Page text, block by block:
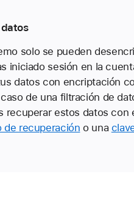
solo se pueden
iniciado sesión en la
datos con encriptación
de una filtración de
recuperar estos datos con
de recuperación o una